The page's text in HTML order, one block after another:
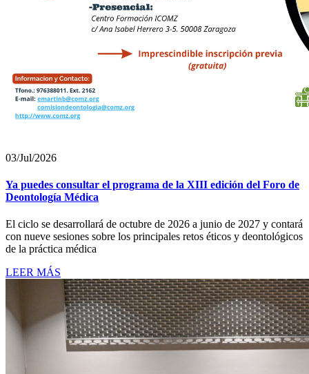
03/Jul/2026
Ya puedes consultar el programa de la XIII edición del Foro de
Deontología Médica
El ciclo se desarrollará de octubre de 2026 a junio de 2027 y contará
con nueve sesiones sobre los principales retos éticos y deontológicos
de la práctica médica
LEER MÁS